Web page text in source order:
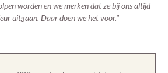
worden en we merken dat ze bij ons altijd
uitgaan. Daar doen we het voor."